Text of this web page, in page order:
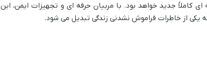
ای کاملاً جدید خواهد بود. با مربیان حرفه ای و تجهیزات ایمن، این
یکی از خاطرات فراموش نشدنی زندگی تبدیل می شود.